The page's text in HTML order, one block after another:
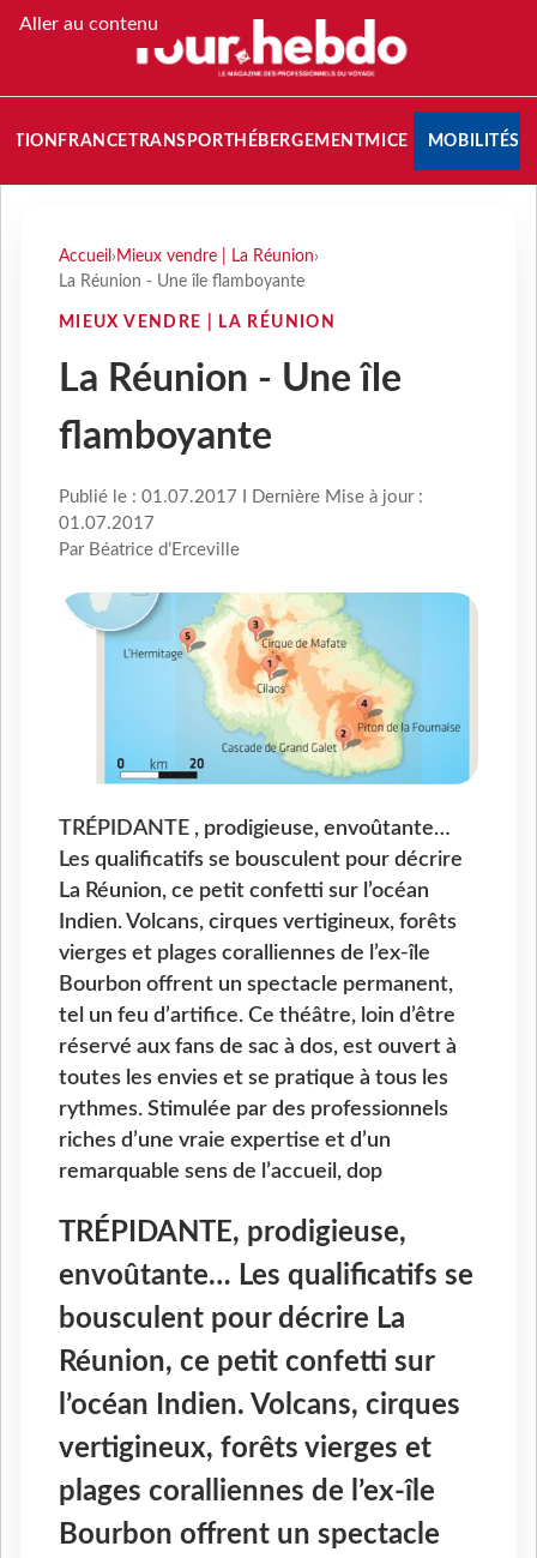
Aller au contenu
FRANCETRANSPORT HÉBERGEMENTMICE MOBILITÉS
Accueil › Mieux vendre | La Réunion›
La Réunion - Une île flamboyante
MIEUX VENDRE | LA RÉUNION
La Réunion - Une île
flamboyante
Publié le : 01.07.2017 I Dernière Mise à jour :
01.07.2017
Par Béatrice d’Erceville
TRÉPIDANTE , prodigieuse, envoûtante…
Les qualificatifs se bousculent pour décrire
La Réunion, ce petit confetti sur l’océan
Indien. Volcans, cirques vertigineux, forêts
vierges et plages coralliennes de l’ex-île
Bourbon offrent un spectacle permanent,
tel un feu d’artifice. Ce théâtre, loin d’être
réservé aux fans de sac à dos, est ouvert à
toutes les envies et se pratique à tous les
rythmes. Stimulée par des professionnels
riches d’une vraie expertise et d’un
remarquable sens de l’accueil, dop
TRÉPIDANTE, prodigieuse,
envoûtante… Les qualificatifs se
bousculent pour décrire La
Réunion, ce petit confetti sur
l’océan Indien. Volcans, cirques
vertigineux, forêts vierges et
plages coralliennes de l’ex-île
Bourbon offrent un spectacle